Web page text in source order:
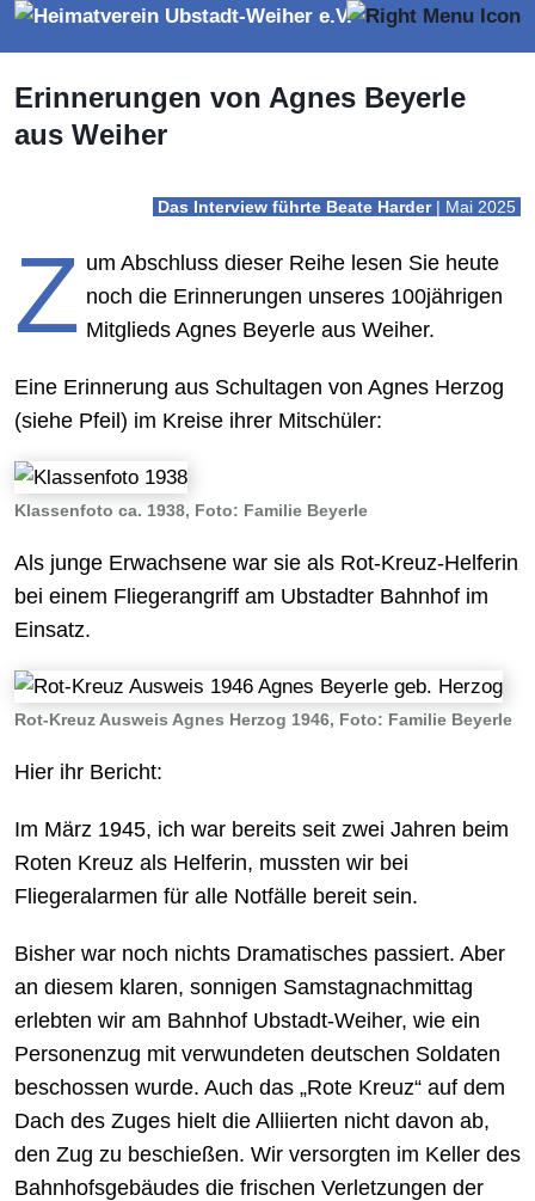
Erinnerungen von Agnes Beyerle
aus Weiher
Das Interview führte Beate Harder| Mai 2025
Z um Abschluss dieser Reihe lesen Sie heute
noch die Erinnerungen unseres 100jährigen
Mitglieds Agnes Beyerle aus Weiher.
Eine Erinnerung aus Schultagen von Agnes Herzog
(siehe Pfeil) im Kreise ihrer Mitschüler:
Klassenfoto ca. 1938, Foto: Familie Beyerle
Als junge Erwachsene war sie als Rot-Kreuz-Helferin
bei einem Fliegerangriff am Ubstadter Bahnhof im
Einsatz.
Rot-Kreuz Ausweis Agnes Herzog 1946, Foto: Familie Beyerle
Hier ihr Bericht:
Im März 1945, ich war bereits seit zwei Jahren beim
Roten Kreuz als Helferin, mussten wir bei
Fliegeralarmen für alle Notfälle bereit sein.
Bisher war noch nichts Dramatisches passiert. Aber
an diesem klaren, sonnigen Samstagnachmittag
erlebten wir am Bahnhof Ubstadt-Weiher, wie ein
Personenzug mit verwundeten deutschen Soldaten
beschossen wurde. Auch das „Rote Kreuz“ auf dem
Dach des Zuges hielt die Alliierten nicht davon ab,
den Zug zu beschießen. Wir versorgten im Keller des
Bahnhofsgebäudes die frischen Verletzungen der